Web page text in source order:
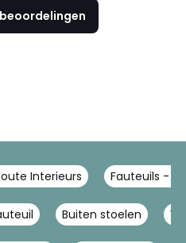
Interieurs Fauteuils -
Buiten stoelen